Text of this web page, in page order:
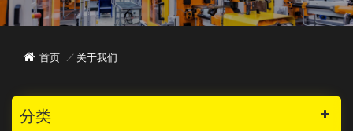
首页 / 关于我们
分类